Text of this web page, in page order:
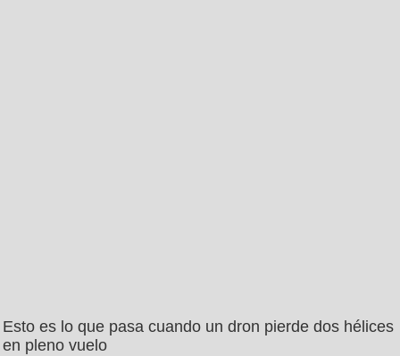
Esto es lo que pasa cuando un dron pierde dos hélices
en pleno vuelo